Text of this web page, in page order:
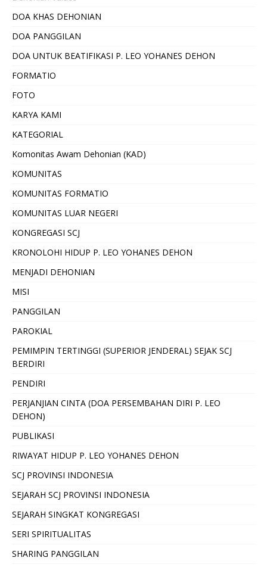
DOA KHAS DEHONIAN
DOA PANGGILAN
DOA UNTUK BEATIFIKASI P. LEO YOHANES DEHON
FORMATIO
FOTO
KARYA KAMI
KATEGORIAL
Komonitas Awam Dehonian (KAD)
KOMUNITAS
KOMUNITAS FORMATIO
KOMUNITAS LUAR NEGERI
KONGREGASI SCJ
KRONOLOHI HIDUP P. LEO YOHANES DEHON
MENJADI DEHONIAN
MISI
PANGGILAN
PAROKIAL
PEMIMPIN TERTINGGI (SUPERIOR JENDERAL) SEJAK SCJ
BERDIRI
PENDIRI
PERJANJIAN CINTA (DOA PERSEMBAHAN DIRI P. LEO
DEHON)
PUBLIKASI
RIWAYAT HIDUP P. LEO YOHANES DEHON
SCJ PROVINSI INDONESIA
SEJARAH SCJ PROVINSI INDONESIA
SEJARAH SINGKAT KONGREGASI
SERI SPIRITUALITAS
SHARING PANGGILAN